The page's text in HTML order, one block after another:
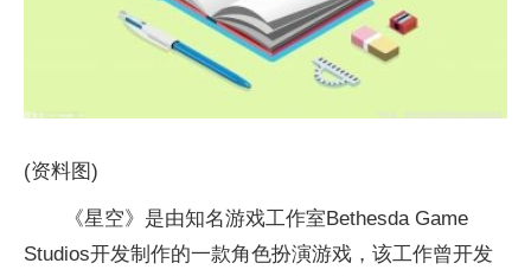
(资料图)
《星空》是由知名游戏工作室Bethesda Game
Studios开发制作的一款角色扮演游戏，该工作曾开发